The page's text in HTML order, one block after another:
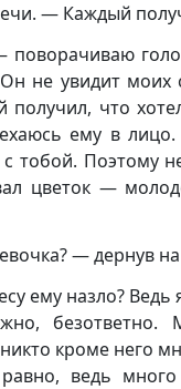
— Каждый
поворачиваю
не увидит моих
что
ему в
тобой. Поэтому
цветок —
— дернув
ему назло? Ведь
кроме него
ведь